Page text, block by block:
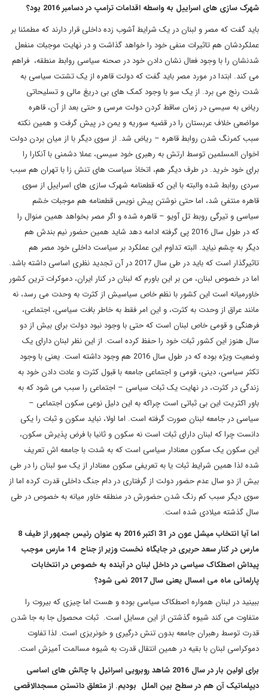
شهرک سازی های اسراییل به واسطه اقدامات ترامپ در دسامبر 2016 بود؟
باید گفت که مصر و لبنان در یک شرایط آشوب زده داخلی قرار دارند که مطمئنا بر
عملکردشان هم تاثیرات منفی خود را خواهد گذاشت و در نهایت موجبات منفعل
شدنشان را با وجود فعال نشان دادن خود در صحنه سیاسی روابط منطقه، فراهم
می کند. ابتدا در مورد مصر باید گفت که دولت قاهره از یک تشتت سیاسی به
شدت رنج می برد. از یک سو با وجود کمک های بی دریغ مالی و تسلیحاتی
ریاض به سیسی در زمان ساقط کردن دولت مرسی و حتی بعد از آن، قاهره
مواضعی خلاف عربستان را در قضیه سوریه و یمن در پیش گرفت و همین نکته
سبب کمرنگ شدن روابط قاهره – ریاض شد. از سوی دیگر با از میان بردن دولت
اخوان المسلمین توسط ارتش به رهبری خود سیسی، عملا دشمنی با آنکارا را
برای خود خرید. در طرف دیگر هم، اتخاذ سیاست های تنش زا با تهران هم سبب
سردی روابط شده والبته با این که قطعنامه شهرک سازی های اسراییل از سوی
قاهره منتفی شد، اما حتی نوشتن پیش نویس قطعنامه هم موجبات خشم
سیاسی و تیرگی روبط تل آویو – قاهره شده و اگر مصر بخواهد همین منوال را
که در طول سال 2016 پی گرفته ادامه دهد شاید همین حضور نیم بندش هم
دیگر به چشم نیاید. البته تداوم این عملکرد بر سیاست داخلی خود مصر هم
تاثیرگذار است که باید در طی سال 2017 در آن تجدید نظری اساسی داشته باشد.
اما در خصوص لبنان، من بر این باورم که لبنان در کنار ایران، دموکرات ترین کشور
خاورمیانه است این کشور با نظم خاص سیاسیش از کثرت به وحدت می رسد، نه
مانند عراق از وحدت به کثرت، و این امر فقط به خاطر بافت سیاسی، اجتماعی،
فرهنگی و قومی خاص لبنان است که حتی با وجود نبود دولت برای بیش از دو
سال هنوز این کشور ثبات خود را حفظ کرده است. از این نظر لبنان دارای یک
وضعیت ویژه بوده که در طول سال 2016 هم وجود داشته است. یعنی با وجود
تکثر سیاسی، دینی، قومی و اجتماعی جامعه با قبول کثرت و عادت دادن خود به
زندگی در کثرت، در نهایت یک ثبات سیاسی – اجتماعی را سبب می شود که به
باور اکثریت این بی ثباتی است چراکه به این دلیل نوعی سکون اجتماعی –
سیاسی در جامعه لبنان صورت گرفته است. اما اولا، نباید سکون و ثبات را یکی
دانست چرا که لبنان دارای ثبات است نه سکون و ثانیا با فرض پذیرش سکون،
این سکون یک سکون معنادار سیاسی است که به شدت با جامعه اش تعریف
شده لذا همین شرایط ثبات یا به تعریفی سکون معنادار از یک سو لبنان را در طی
بیش از دو سال عدم حضور دولت از گرفتاری در دام جنگ داخلی قدرت کرده اما از
سوی دیگر سبب کم رنگ شدن حضورش در منطقه خاور میانه به خصوص در طی
سال گذشته میلادی شده است.
اما آیا انتخاب میشل عون در 31 اکتبر 2016 به عنوان رئیس جمهور از طیف 8
مارس در کنار سعد حریری در جایگاه نخست وزیر از جناح 14 مارس موجب
پیداش اصطکاک سیاسی در داخل لبنان در آینده به خصوص در انتخابات
پارلمانی ماه می امسال یعنی سال 2017 نمی شود؟
ببینید در لبنان همواره اصطکاک سیاسی بوده و هست اما چیزی که بیروت را
متفاوت می کند شیوه گذشتن از این مسایل است. ثبات محصول جا به جا شدن
قدرت توسط رهبران جامعه بدون تنش درگیری و خونریزی است. لذا تفاوت
دموکراسی لبنان با بقیه در همین انتقال قدرت به شیوه مسالمت آمیزش است.
برای اولین بار در سال 2016 شاهد روبرویی اسرائیل با چالش های اساسی
دیپلماتیک آن هم در سطح بین الملل بودیم. از متعلق دانستن مسجدالاقصی